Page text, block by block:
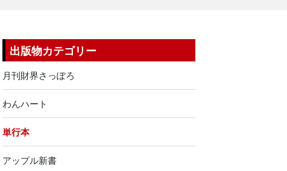
出版物カテゴリー
月刊財界さっぽろ
わんハート
単行本
アップル新書